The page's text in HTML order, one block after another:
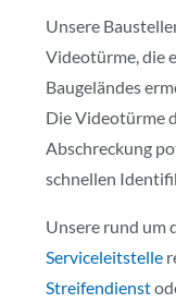
Unsere
Videotürme, die
Baugeländes
Die Videotürme
Abschreckung
schnellen
Unsere rund um
Serviceleitstelle
Streifendienst